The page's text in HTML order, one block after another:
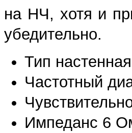
на НЧ, хотя и
убедительно.
Тип
Частотный
Импеданс 6